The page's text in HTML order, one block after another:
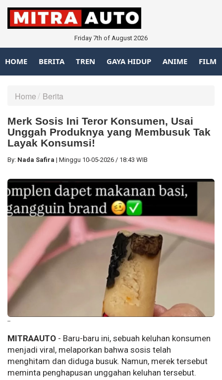
Friday 7th of August 2026
HOME BERITA TREN GAYA HIDUP ANIME FILM
Home Berita
Merk Sosis Ini Teror Konsumen, Usai
Unggah Produknya yang Membusuk Tak
Layak Konsumsi!
By: Nada Safira | Minggu 10-05-2026 / 18:43 WIB
--
MITRAAUTO - Baru-baru ini, sebuah keluhan konsumen
menjadi viral, melaporkan bahwa sosis telah
menghitam dan diduga busuk. Namun, merek tersebut
meminta penghapusan unggahan keluhan tersebut.